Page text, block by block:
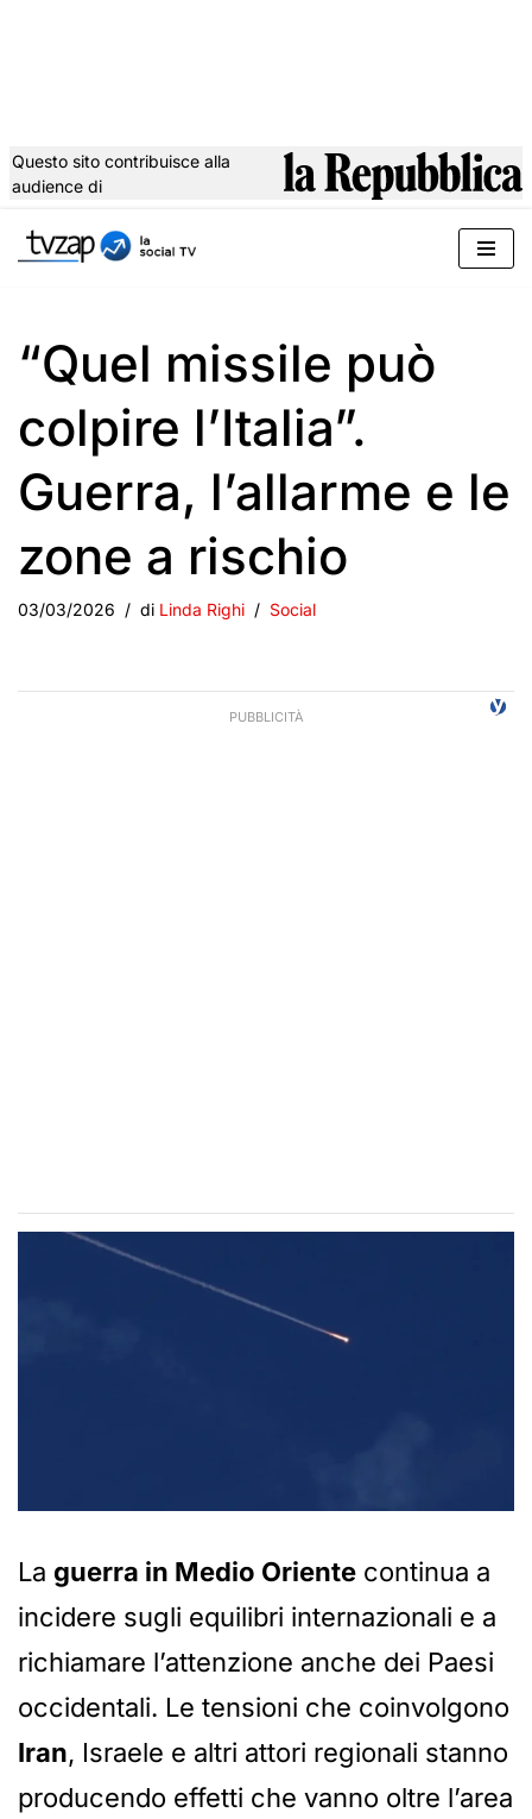
al
Questo sito contribuisce alla
audience di
“Quel missile può
colpire l’Italia”.
Guerra, l’allarme e le
zone a rischio
03/03/2026 di Linda Righi Social
La guerra in Medio Oriente continua a
incidere sugli equilibri internazionali e a
richiamare l’attenzione anche dei Paesi
occidentali. Le tensioni che coinvolgono
Iran, Israele e altri attori regionali stanno
producendo effetti che vanno oltre l’area